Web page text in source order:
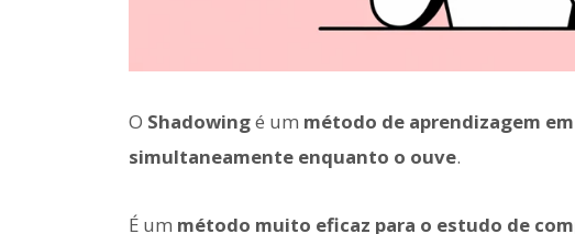
O Shadowingé um método de aprendizagem
simultaneamente enquanto o ouve.
É um método muito eficaz para o estudo de